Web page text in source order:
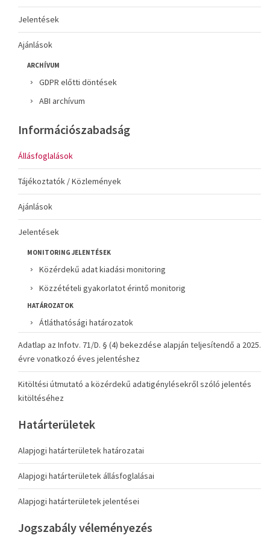
Jelentések
Ajánlások
ARCHÍVUM
GDPR előtti döntések
ABI archívum
Információszabadság
Állásfoglalások
Tájékoztatók / Közlemények
Ajánlások
Jelentések
MONITORING JELENTÉSEK
Közérdekű adat kiadási monitoring
Közzétételi gyakorlatot érintő monitorig
HATÁROZATOK
Átláthatósági határozatok
Adatlap az Infotv. 71/D. § (4) bekezdése alapján teljesítendő a 2025.
évre vonatkozó éves jelentéshez
Kitöltési útmutató a közérdekű adatigénylésekről szóló jelentés
kitöltéséhez
Határterületek
Alapjogi határterületek határozatai
Alapjogi határterületek állásfoglalásai
Alapjogi határterületek jelentései
Jogszabály véleményezés